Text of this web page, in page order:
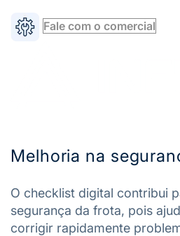
Fale com o comercial
Melhoria na
O checklist digital contribui
segurança da frota, pois
corrigir rapidamente